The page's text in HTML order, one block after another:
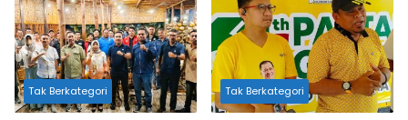
Tak Berkategori Tak Berkategori